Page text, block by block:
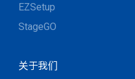
EZSetup
StageGO
关于我们